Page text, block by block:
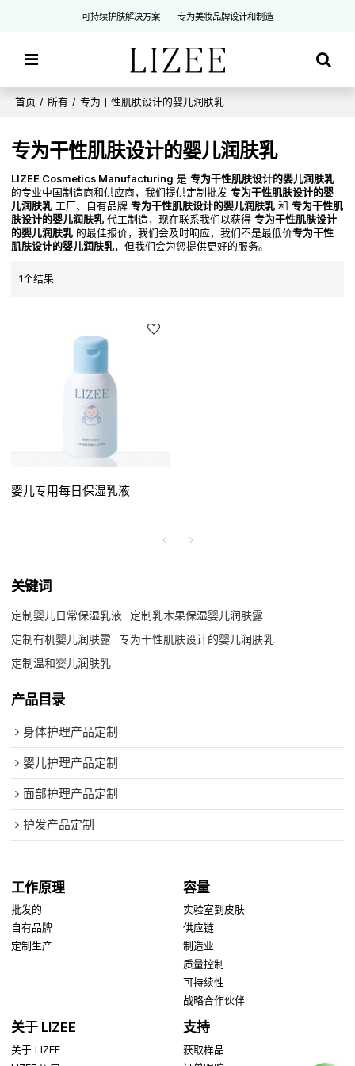
可持续护肤解决方案——专为美妆品牌设计和制造
首页 / 所有 / 专为干性肌肤设计的婴儿润肤乳
专为干性肌肤设计的婴儿润肤乳
LIZEE Cosmetics Manufacturing 是专为干性肌肤设计的婴儿润肤乳
的专业中国制造商和供应商，我们提供定制批发专为干性肌肤设计的婴
儿润肤乳 工厂、自有品牌专为干性肌肤设计的婴儿润肤乳 和专为干性肌
肤设计的婴儿润肤乳 代工制造，现在联系我们以获得专为干性肌肤设计
的婴儿润肤乳 的最佳报价，我们会及时响应，我们不是最低价专为干性
肌肤设计的婴儿润肤乳，但我们会为您提供更好的服务。
1个结果
婴儿专用每日保湿乳液
关键词
定制婴儿日常保湿乳液
定制乳木果保湿婴儿润肤露
定制有机婴儿润肤露
专为干性肌肤设计的婴儿润肤乳
定制温和婴儿润肤乳
产品目录
身体护理产品定制
婴儿护理产品定制
面部护理产品定制
护发产品定制
工作原理
批发的
自有品牌
定制生产
容量
实验室到皮肤
供应链
制造业
质量控制
可持续性
战略合作伙伴
关于 LIZEE
关于 LIZEE
支持
获取样品